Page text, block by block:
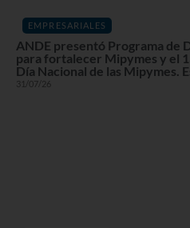
EMPRESARIALES
ANDE presentó Programa de
para fortalecer Mipymes y el
Día Nacional de las Mipymes.
31/07/26